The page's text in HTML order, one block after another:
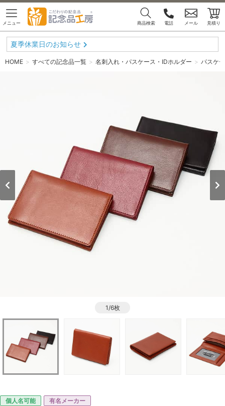
メニュー 商品検索 電話 メール 見積り
夏季休業日のお知らせ
HOME すべての記念品一覧 名刺入れ・パスケース・IDホルダー パスケ
1/6枚
個人名可能
有名メーカー